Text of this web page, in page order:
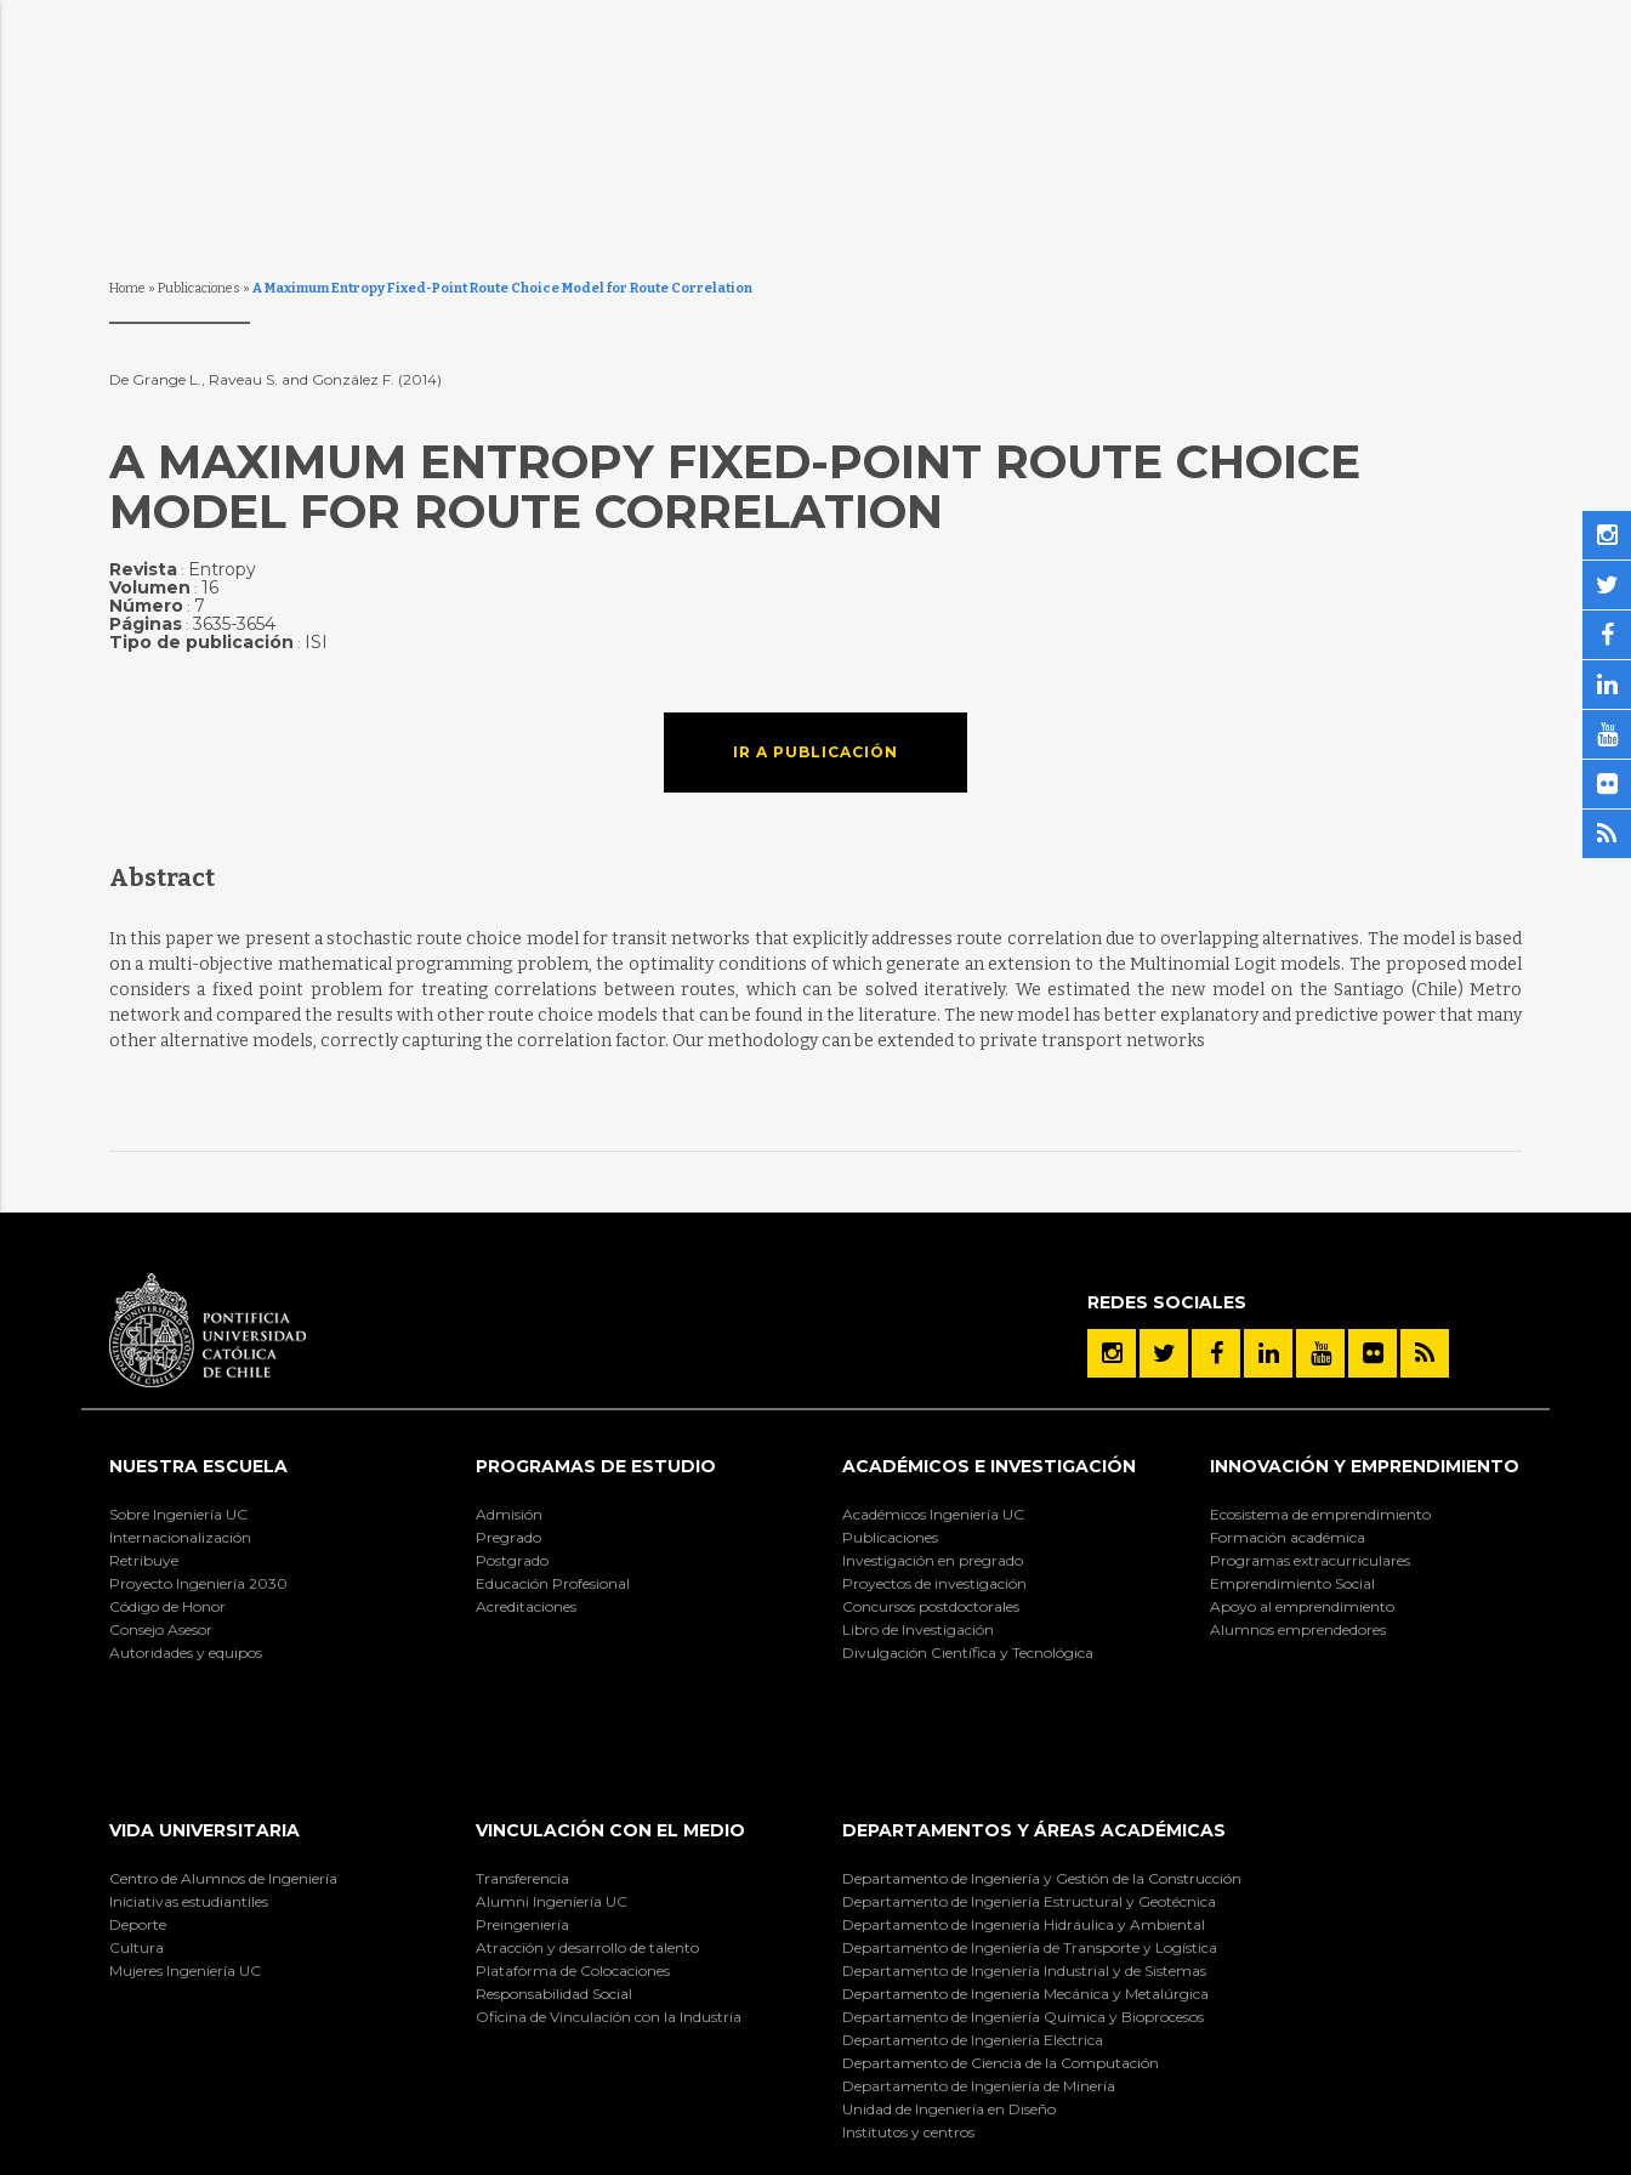
Home » Publicaciones » A Maximum Entropy Fixed-Point Route Choice Model for Route Correlation
De Grange L., Raveau S. and González F. (2014)
A MAXIMUM ENTROPY FIXED-POINT ROUTE CHOICE
MODEL FOR ROUTE CORRELATION
Revista: Entropy
Volumen : 16
Número: 7
Páginas: 3635-3654
Tipo de publicación : ISI
IR A PUBLICACIÓN
Abstract
In this paper we present a stochastic route choice model for transit networks that explicitly addresses route correlation due to overlapping alternatives. The model is based
on a multi-objective mathematical programming problem, the optimality conditions of which generate an extension to the Multinomial Logit models. The proposed model
considers a fixed point problem for treating correlations between routes, which can be solved iteratively. We estimated the new model on the Santiago (Chile) Metro
network and compared the results with other route choice models that can be found in the literature. The new model has better explanatory and predictive power that many
other alternative models, correctly capturing the correlation factor. Our methodology can be extended to private transport networks
REDES SOCIALES
NUESTRA ESCUELA
Sobre Ingeniería UC
Internacionalización
Retribuye
Proyecto Ingeniería 2030
Código de Honor
Consejo Asesor
Autoridades y equipos
PROGRAMAS DE ESTUDIO
Admisión
Pregrado
Postgrado
Educación Profesional
Acreditaciones
ACADÉMICOS E INVESTIGACIÓN
Académicos Ingeniería UC
Publicaciones
Investigación en pregrado
Proyectos de investigación
Concursos postdoctorales
Libro de Investigación
Divulgación Científica y Tecnológica
INNOVACIÓN Y EMPRENDIMIENTO
Ecosistema de emprendimiento
Formación académica
Programas extracurriculares
Emprendimiento Social
Apoyo al emprendimiento
Alumnos emprendedores
VIDA UNIVERSITARIA
Centro de Alumnos de Ingeniería
Iniciativas estudiantiles
Deporte
Cultura
Mujeres Ingeniería UC
VINCULACIÓN CON EL MEDIO
Transferencia
Alumni Ingeniería UC
Preingeniería
Atracción y desarrollo de talento
Plataforma de Colocaciones
Responsabilidad Social
Oficina de Vinculación con la Industria
DEPARTAMENTOS Y ÁREAS ACADÉMICAS
Departamento de Ingeniería y Gestión de la Construcción
Departamento de Ingeniería Estructural y Geotécnica
Departamento de Ingeniería Hidráulica y Ambiental
Departamento de Ingeniería de Transporte y Logística
Departamento de Ingeniería Industrial y de Sistemas
Departamento de Ingeniería Mecánica y Metalúrgica
Departamento de Ingeniería Química y Bioprocesos
Departamento de Ingeniería Eléctrica
Departamento de Ciencia de la Computación
Departamento de Ingeniería de Minería
Unidad de Ingeniería en Diseño
Institutos y centros